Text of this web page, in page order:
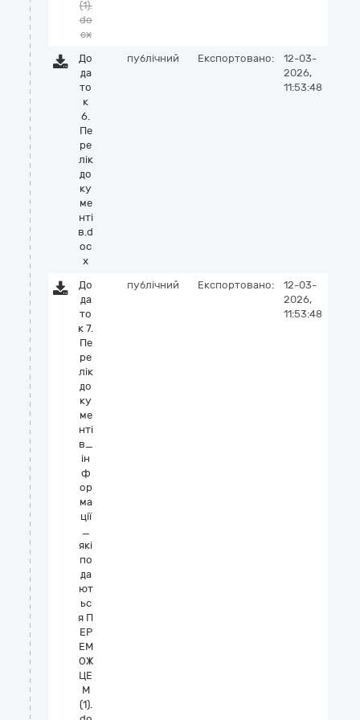
(1).
do
cx
До
да
то
к
6.
Пе
ре
лік
до
ку
ме
нті
в.d
oc
x
публічний Експортовано:
12-03-
2026,
11:53:48
До
да
то
к 7.
Пе
ре
лік
до
ку
ме
нті
в_
ін
ф
ор
ма
ції
_
які
по
да
ют
ьс
я П
ЕР
ЕМ
ОЖ
ЦЕ
М
(1).
публічний Експортовано:
12-03-
2026,
11:53:48